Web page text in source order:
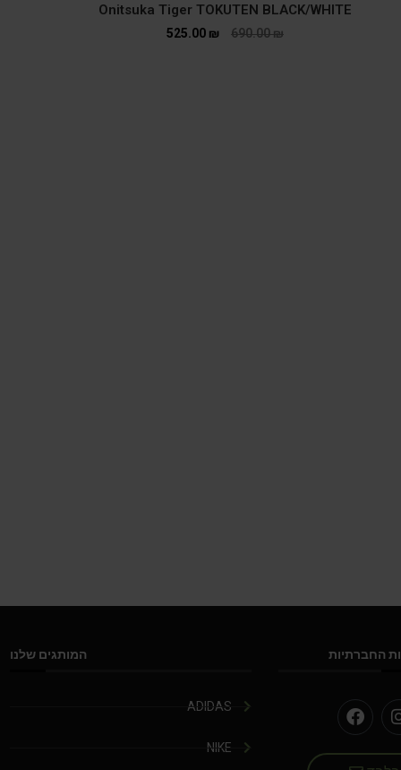
Onitsuka Tiger TOKUTEN BLACK/WHITE
690.00₪
525.00 ₪
החברתיות המותגים שלנו
ADIDAS
NIKE